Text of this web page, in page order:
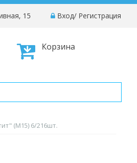
Вход/ Регистрация
15
Корзина
(М15) 6/216шт.